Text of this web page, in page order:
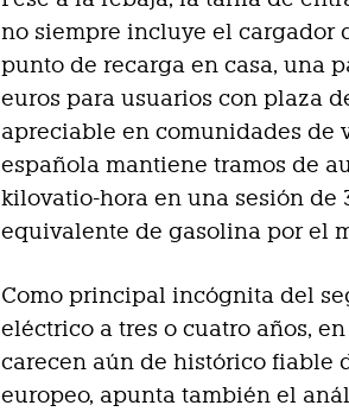
no siempre incluye el cargador
punto de recarga en casa, una
euros para usuarios con plaza
apreciable en comunidades de
española mantiene tramos de
kilovatio-hora en una sesión de
equivalente de gasolina por el
Como principal incógnita del
eléctrico a tres o cuatro años,
carecen aún de histórico fiable
europeo, apunta también el